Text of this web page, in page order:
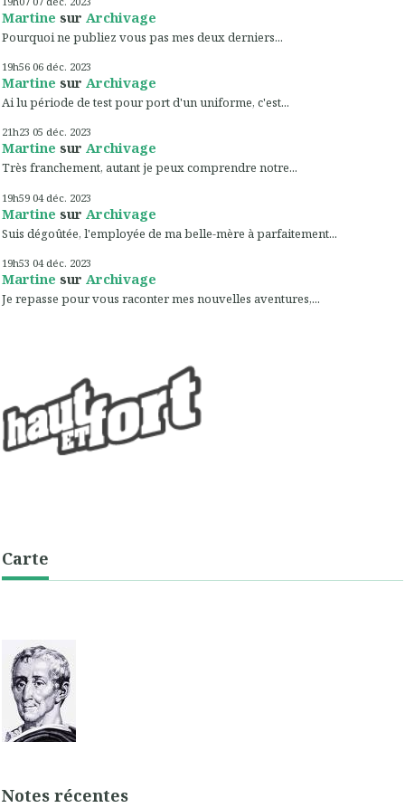
Martine sur Archivage
Pourquoi ne publiez vous pas mes deux derniers...
19h56 06 déc. 2023
Martine sur Archivage
Ai lu période de test pour port d'un uniforme, c'est...
21h23 05 déc. 2023
Martine sur Archivage
Très franchement, autant je peux comprendre notre...
19h59 04 déc. 2023
Martine sur Archivage
Suis dégoûtée, l'employée de ma belle-mère à parfaitement...
19h53 04 déc. 2023
Martine sur Archivage
Je repasse pour vous raconter mes nouvelles aventures,...
Carte
Notes récentes